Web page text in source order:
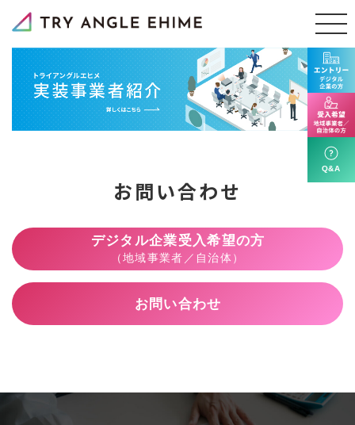
お問い合わせ
デジタル企業受入希望の方
（地域事業者／自治体）
お問い合わせ